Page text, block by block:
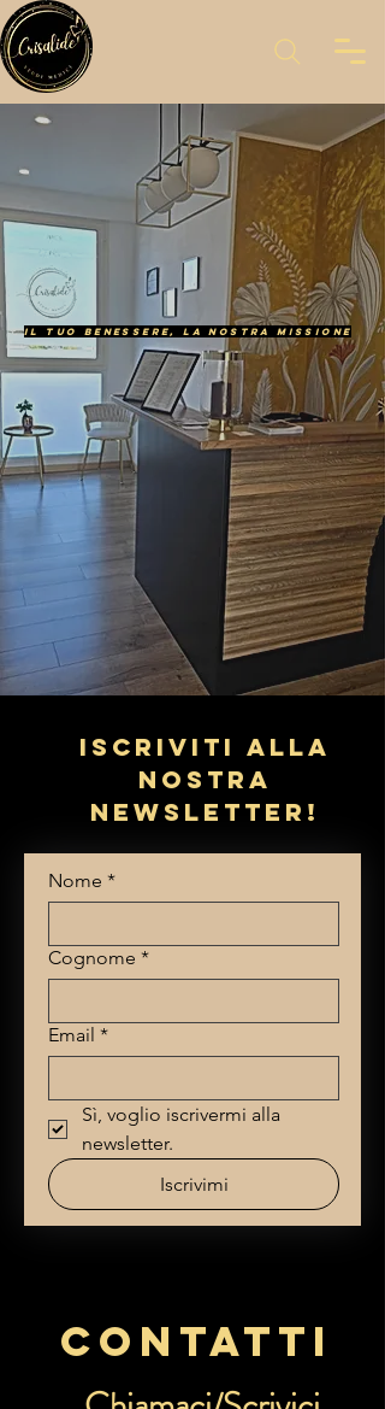
Il tuo benessere, la nostra missione
Iscriviti alla
nostra
newsletter!
Nome *
Cognome *
Email *
Sì, voglio iscrivermi alla
newsletter.
Iscrivimi
Contatti